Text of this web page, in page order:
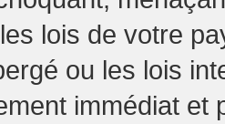
lois de votre
ou les lois
immédiat et